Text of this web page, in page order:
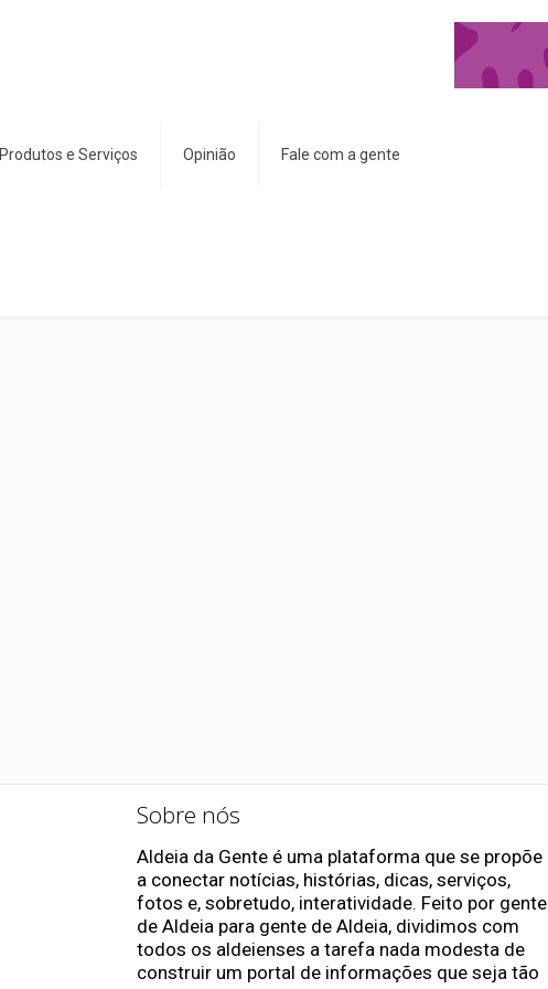
Produtos e Serviços Opinião Fale com a gente
Sobre nós
Aldeia da Gente é uma plataforma que se propõe
a conectar notícias, histórias, dicas, serviços,
fotos e, sobretudo, interatividade. Feito por gente
de Aldeia para gente de Aldeia, dividimos com
todos os aldeienses a tarefa nada modesta de
construir um portal de informações que seja tão